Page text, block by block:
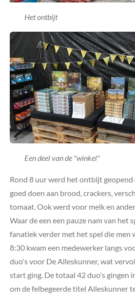
Het ontbijt
Een deel van de "winkel"
Rond 8 uur werd het ontbijt geopend
goed doen aan brood, crackers,
tomaat. Ook werd voor melk en
Waar de een een pauze nam van het
fanatiek verder met het spel die men
8:30 kwam een medewerker langs
duo's voor De Alleskunner, wat
start ging. De totaal 42 duo's gingen
om de felbegeerde titel Alleskunner